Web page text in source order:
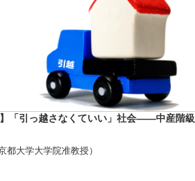
】「引っ越さなくていい」社会——中産階級
都大学大学院准教授）